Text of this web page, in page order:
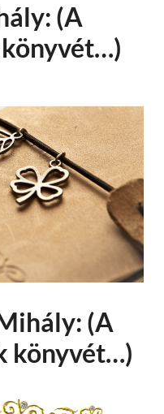
(A
(A
könyvét…)